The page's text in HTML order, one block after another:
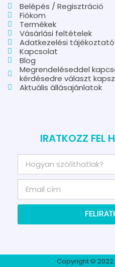
Belépés / Regisztráció
Fiókom
Termékek
Vásárlási feltételek
Adatkezelési tájékoztató
Kapcsolat
Blog
Megrendeléseddel
kérdésedre választ
Aktuális állásajánlatok
IRATKOZZ FEL
Copyright ©